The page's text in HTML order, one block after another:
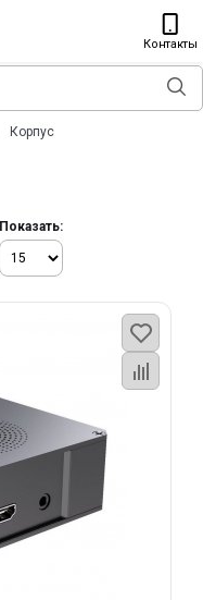
Контакты
Корпус
Показать: